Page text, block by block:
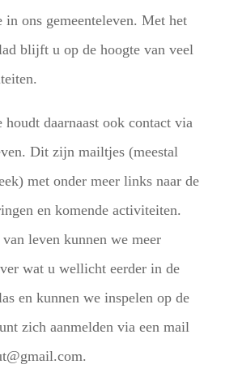
in ons gemeenteleven. Met het
blijft u op de hoogte van veel
houdt daarnaast ook contact via
Dit zijn mailtjes (meestal
met onder meer links naar de
en komende activiteiten.
leven kunnen we meer
wat u wellicht eerder in de
en kunnen we inspelen op de
zich aanmelden via een mail